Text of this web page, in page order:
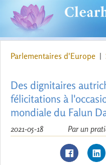
Parlementaires d'Europe |
Des dignitaires
félicitations à
mondiale du Falun
Par un
2021-05-18